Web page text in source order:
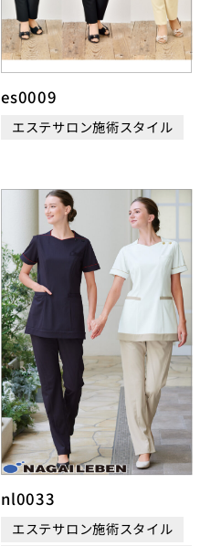
es0009
エステサロン施術スタイル
nl0033
エステサロン施術スタイル